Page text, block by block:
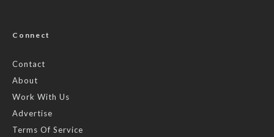
Connect
Contact
About
Work With Us
Advertise
Terms Of Service